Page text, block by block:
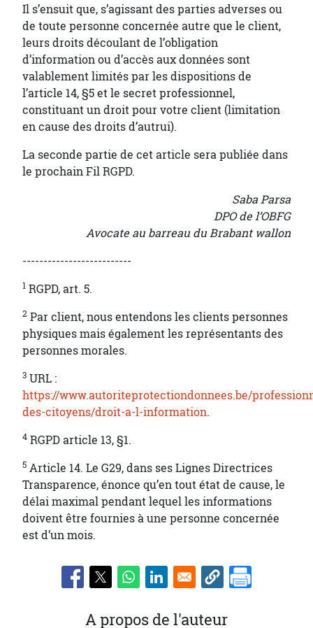
Il s’ensuit que, s’agissant des parties adverses ou
de toute personne concernée autre que le client,
leurs droits découlant de l’obligation
d’information ou d’accès aux données sont
valablement limités par les dispositions de
l’article 14, §5 et le secret professionnel,
constituant un droit pour votre client (limitation
en cause des droits d’autrui).
La seconde partie de cet article sera publiée dans
le prochain Fil RGPD.
Saba Parsa
DPO de l’OBFG
Avocate au barreau du Brabant wallon
--------------------------
1 RGPD, art. 5.
2 Par client, nous entendons les clients personnes
physiques mais également les représentants des
personnes morales.
3 URL :
https://www.autoriteprotectiondonnees.be/
des-citoyens/droit-a-l-information.
4 RGPD article 13, §1.
5 Article 14. Le G29, dans ses Lignes Directrices
Transparence, énonce qu’en tout état de cause, le
délai maximal pendant lequel les informations
doivent être fournies à une personne concernée
est d’un mois.
A propos de l'auteur